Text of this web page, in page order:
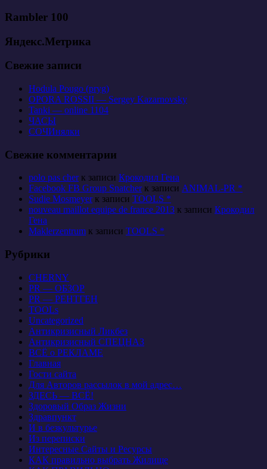
Rambler 100
Яндекс.Метрика
Свежие записи
Hodula Pougo (pryg)
OPORA ROSSII — Sergey Kazarnovsky
Tanki — online 1104
ЧАСЫ
СОЧИнялки
Свежие комментарии
polo pas cherк записи Крокодил Гена
Facebook FB Group Snatcherк записи ANIMAL-PR *
Sudie Mosmeyerк записи TOOLS *
nouveau maillot equipe de france 2013 к записи Крокодил
Гена
Maklerzentrum к записи TOOLS *
Рубрики
CHERNY
PR — ОБЗОР
PR — РЕНТГЕН
TOOLs
Uncategorized
Антикризисный Ликбез
Антикризисный СПЕЦНАЗ
ВСЁ о РЕКЛАМЕ
Главная
Гости сайта
Для Авторов рассылок в мой адрес…
ЗДЕСЬ — ВСЁ!
Здоровый Образ Жизни
Здравпункт
И в безкультурье
Из переписки
Интересные Сайты и Ресурсы
КАК правильно выбрать Жилище